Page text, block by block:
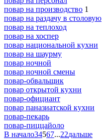
повар на производство 1
повар на раздачу в столовую
повар на теплоход
повар на хоспер
повар национальной кухни
повар на шаурму
повар ночной
повар ночной смены
повар-обвальщик
повар открытой кухни
повар-официант
повар паназиатской кухни
повар-пекарь
повар-пиццайоло
В начало34567...22дальше